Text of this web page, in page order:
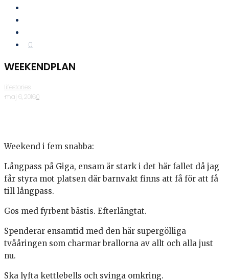
0
WEEKENDPLAN
lifestories
·maj 6, 2016·0
Weekend i fem snabba:
Långpass på Giga, ensam är stark i det här fallet då jag
får styra mot platsen där barnvakt finns att få för att få
till långpass.
Gos med fyrbent bästis. Efterlängtat.
Spenderar ensamtid med den här supergölliga
tvååringen som charmar brallorna av allt och alla just
nu.
Ska lyfta kettlebells och svinga omkring.